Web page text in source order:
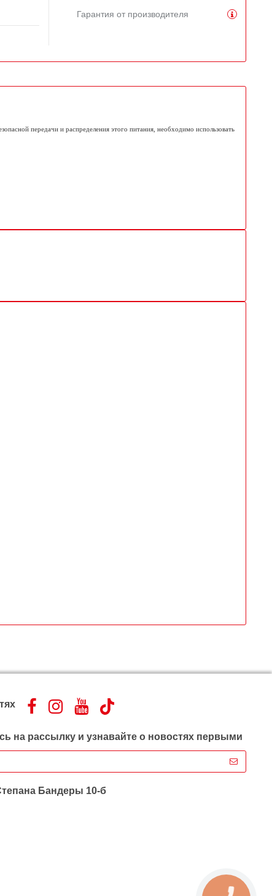
Гарантия от производителя
передачи и распределения этого питания, необходимо использовать
на рассылку и узнавайте о новостях первыми
Бандеры 10-б